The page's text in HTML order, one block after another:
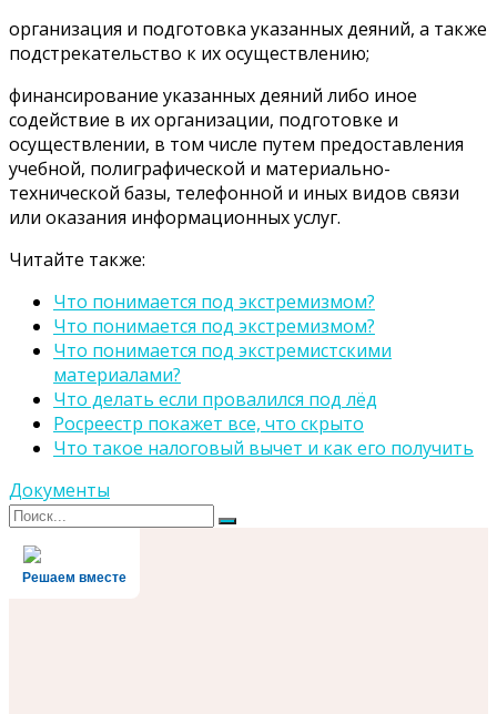
организация и подготовка указанных деяний, а также
подстрекательство к их осуществлению;
финансирование указанных деяний либо иное
содействие в их организации, подготовке и
осуществлении, в том числе путем предоставления
учебной, полиграфической и материально-
технической базы, телефонной и иных видов связи
или оказания информационных услуг.
Читайте также:
Что понимается под экстремизмом?
Что понимается под экстремизмом?
Что понимается под экстремистскими
материалами?
Что делать если провалился под лёд
Росреестр покажет все, что скрыто
Что такое налоговый вычет и как его получить
Документы
Поиск
Поиск
Решаем вместе